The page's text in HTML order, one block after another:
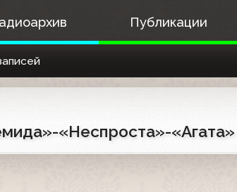
Публикации
«Неспроста»-«Агата»